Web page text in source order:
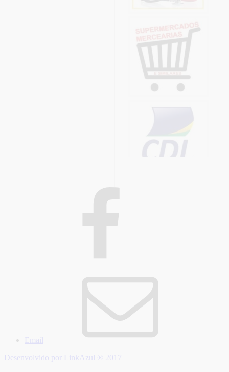
Email
Desenvolvido por LinkAzul ® 2017